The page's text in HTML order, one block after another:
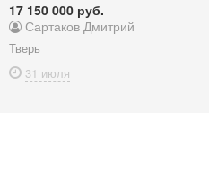
17 150 000 руб.
Сартаков Дмитрий
Тверь
31 июля